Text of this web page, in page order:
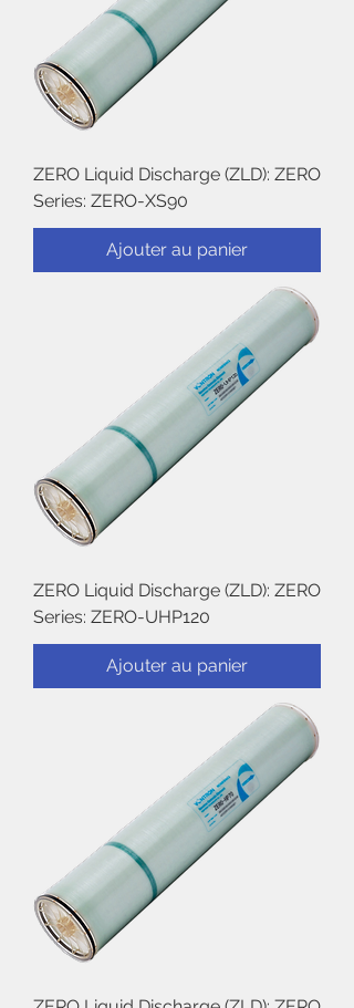
ZERO Liquid Discharge (ZLD): ZERO
Series: ZERO-XS90
Ajouter au panier
ZERO Liquid Discharge (ZLD): ZERO
Series: ZERO-UHP120
Ajouter au panier